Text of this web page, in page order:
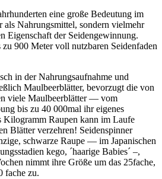
eine große Bedeutung im
als Nahrungsmittel, sondern vielmehr
Eigenschaft der Seidengewinnung.
900 Meter voll nutzbaren Seidenfaden
in der Nahrungsaufnahme und
Maulbeerblätter, bevorzugt die von
viele Maulbeerblätter — vom
bis zu 40 000mal ihr eigenes
Raupen kann im Laufe
Blätter verzehren! Seidenspinner
schwarze Raupe — im Japanischen
kego, ´haarige Babies´ –,
nimmt ihre Größe um das 25fache,
fache zu.